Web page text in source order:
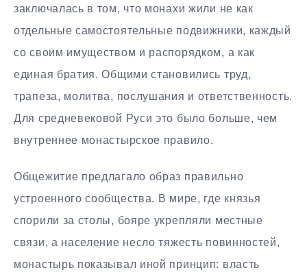
заключалась в том, что монахи жили не как
отдельные самостоятельные подвижники, каждый
со своим имуществом и распорядком, а как
единая братия. Общими становились труд,
трапеза, молитва, послушания и ответственность.
Для средневековой Руси это было больше, чем
внутреннее монастырское правило.
Общежитие предлагало образ правильно
устроенного сообщества. В мире, где князья
спорили за столы, бояре укрепляли местные
связи, а население несло тяжесть повинностей,
монастырь показывал иной принцип: власть